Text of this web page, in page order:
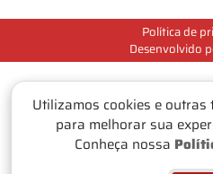
Utilizamos cookies e
para melhorar sua
Conheça nossa
Política de
Desenvolvido